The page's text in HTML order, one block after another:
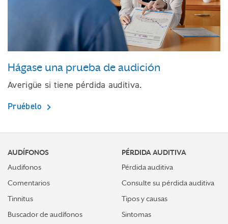
Hágase una prueba de audición
Averigüe si tiene pérdida auditiva.
Pruébelo
AUDÍFONOS
Audifonos
Comentarios
Tinnitus
Buscador de audífonos
PÉRDIDA AUDITIVA
Pérdida auditiva
Consulte su pérdida auditiva
Tipos y causas
Sintomas